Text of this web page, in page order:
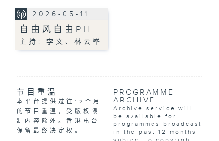
2026-05-11
自由风自由PH…
主持: 李文、林云峯
节目重温
本平台提供过往12个月
的节目重温，受版权限
制内容除外。香港电台
保留最终决定权。
PROGRAMME
ARCHIVE
Archive service will
be available for
programmes broadcast
in the past 12 months,
subject to copyright